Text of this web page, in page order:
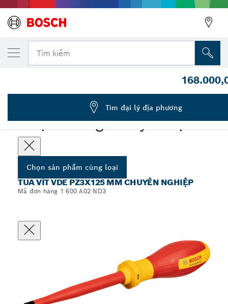
Tìm kiếm
Chọn thông số kỹ thuật
Chọn sản phẩm cùng loại
TUA VÍT VDE PZ3X125 MM CHUYÊN NGHIỆP
Mã đơn hàng 1 600 A02 ND3
SẢN PHẨM CÙNG LOẠI ĐÃ CHỌN
Tua vít VDE, PZ3x125
1 600 A02 ND3
Tìm đại lý địa phương